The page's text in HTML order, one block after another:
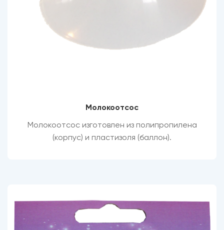
Молокоотсос
Молокоотсос изготовлен из полипропилена
(корпус) и пластизоля (баллон).